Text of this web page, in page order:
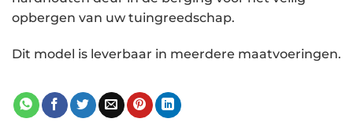
opbergen van uw tuingreedschap.
Dit model is leverbaar in meerdere maatvoeringen.